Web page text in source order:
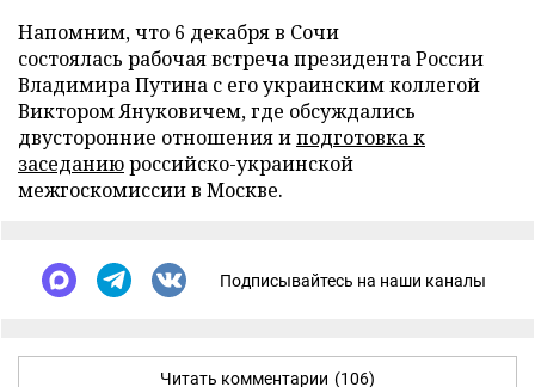
Напомним, что 6 декабря в Сочи
состоялась рабочая встреча президента России
Владимира Путина с его украинским коллегой
Виктором Януковичем, где обсуждались
двусторонние отношения иподготовка к
заседаниюроссийско-украинской
межгоскомиссии в Москве.
Подписывайтесь на наши каналы
Читать комментарии (106)